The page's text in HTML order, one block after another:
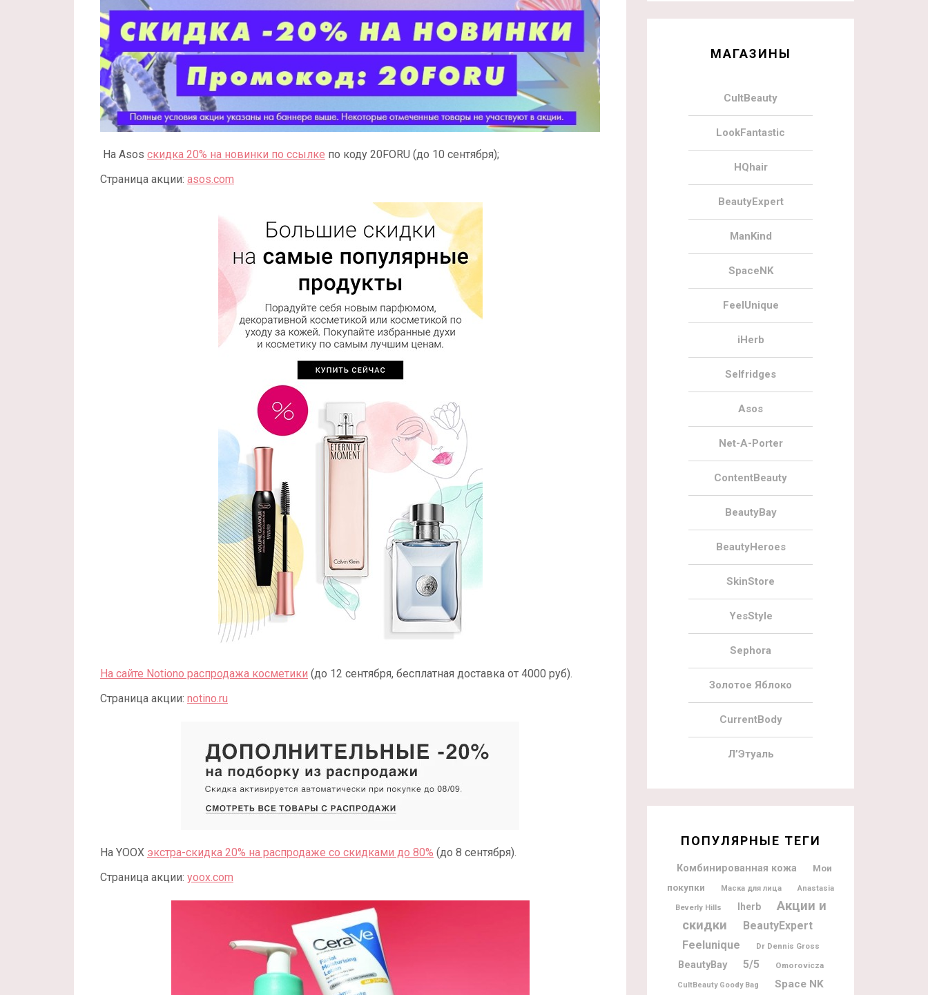
На Asos скидка 20% на новинки по ссылке по коду 20FORU (до 10 сентября);
Страница акции: asos.com
На сайте Notiono распродажа косметики (до 12 сентября, бесплатная доставка от 4000 руб).
Страница акции: notino.ru
На YOOX экстра-скидка 20% на распродаже со скидками до 80% (до 8 сентября).
Страница акции: yoox.com
МАГАЗИНЫ
CultBeauty
LookFantastic
HQhair
BeautyExpert
ManKind
SpaceNK
FeelUnique
iHerb
Selfridges
Asos
Net-A-Porter
ContentBeauty
BeautyBay
BeautyHeroes
SkinStore
YesStyle
Sephora
Золотое Яблоко
CurrentBody
Л’Этуаль
ПОПУЛЯРНЫЕ ТЕГИ
Комбинированная кожа
Мои
покупки
Маска для лица Anastasia
Beverly Hills Iherb
Акции и
скидки
BeautyExpert
Feelunique
Dr Dennis Gross
BeautyBay 5/5 Omorovicza
CultBeauty Goody Bag Space NK